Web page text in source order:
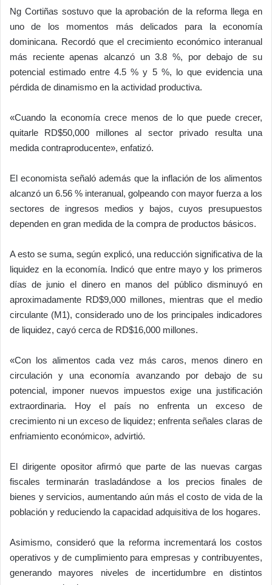
Ng Cortiñas sostuvo que la aprobación de la reforma llega en
uno de los momentos más delicados para la economía
dominicana. Recordó que el crecimiento económico interanual
más reciente apenas alcanzó un 3.8 %, por debajo de su
potencial estimado entre 4.5 % y 5 %, lo que evidencia una
pérdida de dinamismo en la actividad productiva.
«Cuando la economía crece menos de lo que puede crecer,
quitarle RD$50,000 millones al sector privado resulta una
medida contraproducente», enfatizó.
El economista señaló además que la inflación de los alimentos
alcanzó un 6.56 % interanual, golpeando con mayor fuerza a los
sectores de ingresos medios y bajos, cuyos presupuestos
dependen en gran medida de la compra de productos básicos.
A esto se suma, según explicó, una reducción significativa de la
liquidez en la economía. Indicó que entre mayo y los primeros
días de junio el dinero en manos del público disminuyó en
aproximadamente RD$9,000 millones, mientras que el medio
circulante (M1), considerado uno de los principales indicadores
de liquidez, cayó cerca de RD$16,000 millones.
«Con los alimentos cada vez más caros, menos dinero en
circulación y una economía avanzando por debajo de su
potencial, imponer nuevos impuestos exige una justificación
extraordinaria. Hoy el país no enfrenta un exceso de
crecimiento ni un exceso de liquidez; enfrenta señales claras de
enfriamiento económico», advirtió.
El dirigente opositor afirmó que parte de las nuevas cargas
fiscales terminarán trasladándose a los precios finales de
bienes y servicios, aumentando aún más el costo de vida de la
población y reduciendo la capacidad adquisitiva de los hogares.
Asimismo, consideró que la reforma incrementará los costos
operativos y de cumplimiento para empresas y contribuyentes,
generando mayores niveles de incertidumbre en distintos